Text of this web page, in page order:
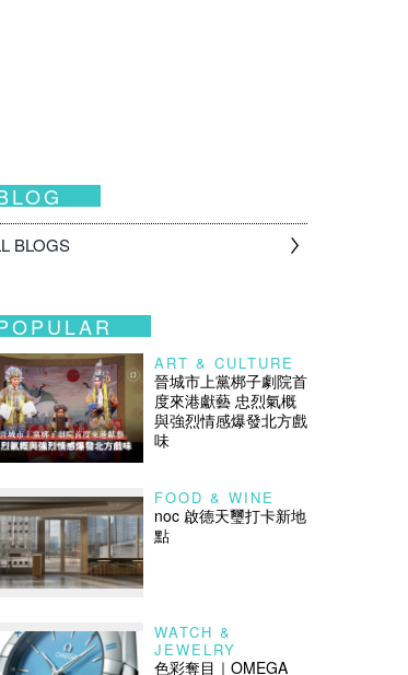
BLOGS
ART & CULTURE
晉城市上黨梆子劇院首
度來港獻藝 忠烈氣概
與強烈情感爆發北方戲
味
FOOD & WINE
noc 啟德天璽打卡新地
點
WATCH &
JEWELRY
色彩奪目｜OMEGA